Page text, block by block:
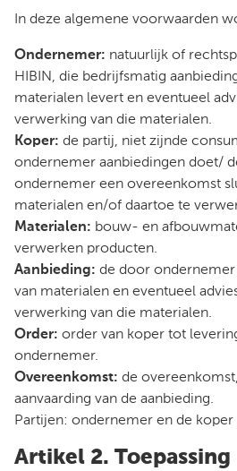
In deze algemene voorwaarden
Ondernemer: natuurlijk of
HIBIN, die bedrijfsmatig
materialen levert en eventueel
verwerking van die materialen.
Koper: de partij, niet zijnde
ondernemer aanbiedingen doet/
ondernemer een overeenkomst
materialen en/of daartoe te
Materialen: bouw- en
verwerken producten.
Aanbieding: de door
van materialen en eventueel
verwerking van die materialen.
Order: order van koper tot
ondernemer.
Overeenkomst: de
aanvaarding van de aanbieding.
Partijen: ondernemer en de koper
Artikel 2. Toepassing